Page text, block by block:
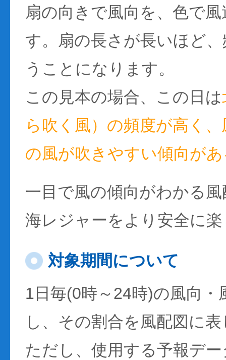
扇の向きで風向を、色で
す。扇の長さが長いほど
うことになります。
この見本の場合、この日は
ら吹く風）の頻度が高く
の風が吹きやすい傾向が
一目で風の傾向がわかる
海レジャーをより安全に
対象期間について
1日毎(0時～24時)の風向・
し、その割合を風配図に
ただし、使用する予報デ